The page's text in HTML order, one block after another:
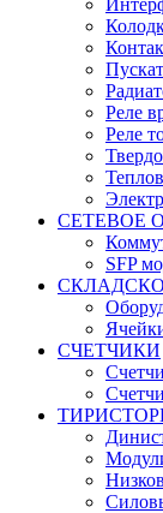
Реле
Реле
СЕТЕВОЕ
SFP
СЧЕТЧИКИ